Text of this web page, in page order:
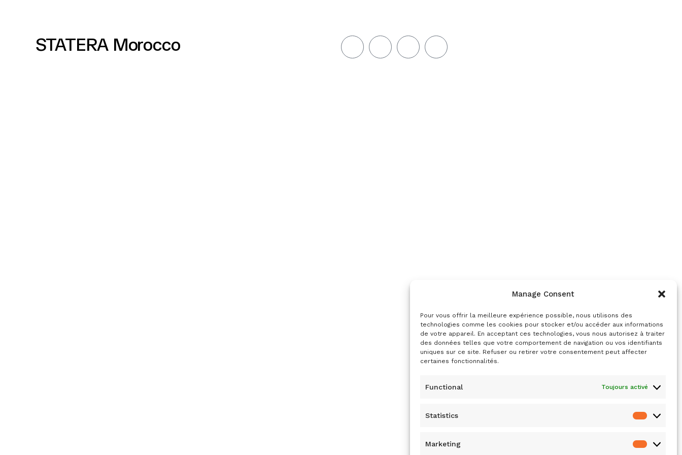
Manage Consent
Pour vous offrir la meilleure expérience possible, nous utilisons des
technologies comme les cookies pour stocker et/ou accéder aux informations
de votre appareil. En acceptant ces technologies, vous nous autorisez à traiter
des données telles que votre comportement de navigation ou vos identifiants
uniques sur ce site. Refuser ou retirer votre consentement peut affecter
certaines fonctionnalités.
Functional Toujours activé
Statistics
Marketing
STATERA Morocco